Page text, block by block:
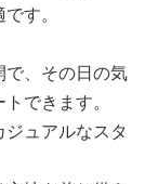
す。
で、その日の気
できます。
ュアルなスタ